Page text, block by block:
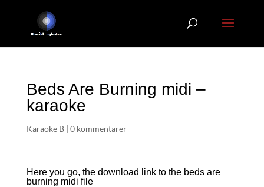
Beds Are Burning midi –
karaoke
Karaoke B| 0 kommentarer
Here you go, the download link to the beds are
burning midi file